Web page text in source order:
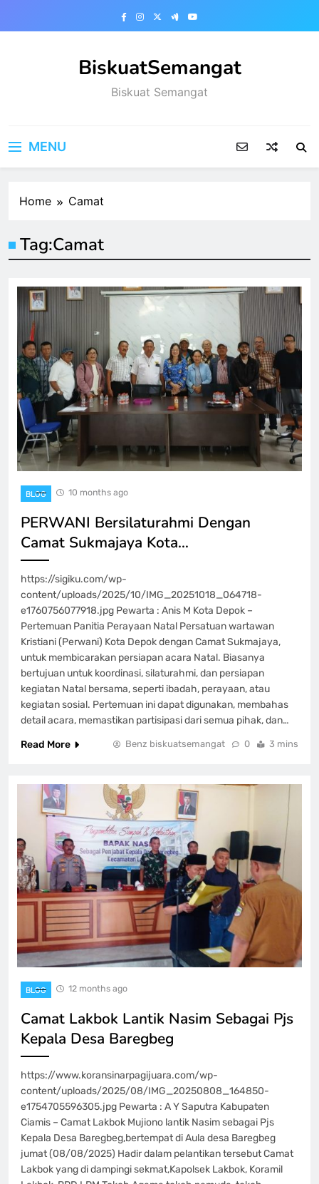
BiskuatSemangat
Biskuat Semangat
MENU
Home Camat
Tag:Camat
BLOG 10 months ago
PERWANI Bersilaturahmi Dengan
Camat Sukmajaya Kota…
https://sigiku.com/wp-
content/uploads/2025/10/IMG_20251018_064718-
e1760756077918.jpg Pewarta : Anis M Kota Depok –
Pertemuan Panitia Perayaan Natal Persatuan wartawan
Kristiani (Perwani) Kota Depok dengan Camat Sukmajaya,
untuk membicarakan persiapan acara Natal. Biasanya
bertujuan untuk koordinasi, silaturahmi, dan persiapan
kegiatan Natal bersama, seperti ibadah, perayaan, atau
kegiatan sosial. Pertemuan ini dapat digunakan, membahas
detail acara, memastikan partisipasi dari semua pihak, dan…
Read More
Benz biskuatsemangat 0 3 mins
BLOG 12 months ago
Camat Lakbok Lantik Nasim Sebagai Pjs
Kepala Desa Baregbeg
https://www.koransinarpagijuara.com/wp-
content/uploads/2025/08/IMG_20250808_164850-
e1754705596305.jpg Pewarta : A Y Saputra Kabupaten
Ciamis – Camat Lakbok Mujiono lantik Nasim sebagai Pjs
Kepala Desa Baregbeg,bertempat di Aula desa Baregbeg
jumat (08/08/2025) Hadir dalam pelantikan tersebut Camat
Lakbok yang di dampingi sekmat,Kapolsek Lakbok, Koramil